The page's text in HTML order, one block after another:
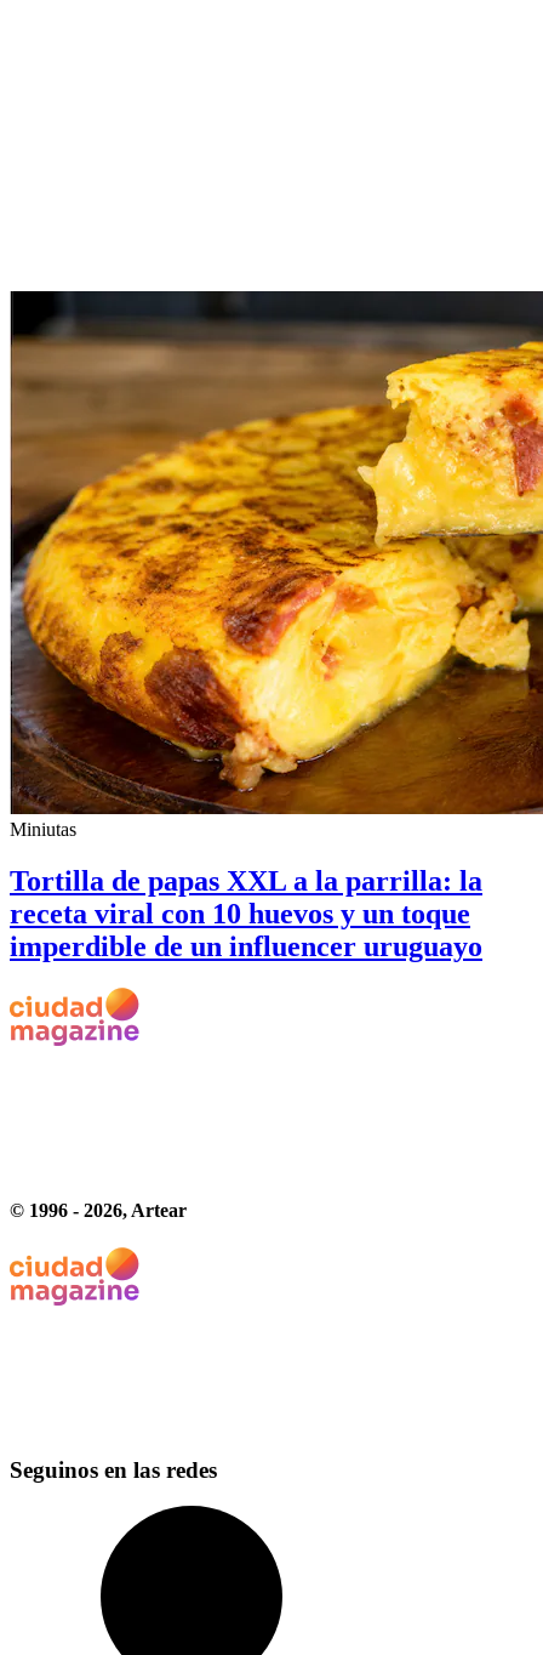
Miniutas
Tortilla de papas XXL a la parrilla: la
receta viral con 10 huevos y un toque
imperdible de un influencer uruguayo
© 1996 - 2026, Artear
Seguinos en las redes